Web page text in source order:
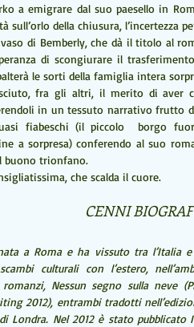
a emigrare dal suo paesello in
sull’orlo della chiusura, l’incertezza
di Bemberly, che dà il titolo al
di scongiurare il
le sorti della famiglia intera
fra gli altri, il merito di aver
in un tessuto narrativo frutto
fiabeschi (il piccolo  borgo
a sorpresa) conferendo al suo
buono trionfano.
che scalda il cuore.
CENNI
a Roma e ha vissuto tra l’Italia
culturali con l’estero,
Nessun segno sulla neve
2012), entrambi tradotti
Londra. Nel 2012 è stato